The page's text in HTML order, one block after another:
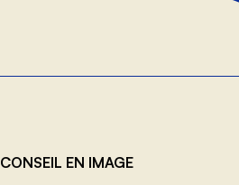
CONSEIL EN IMAGE